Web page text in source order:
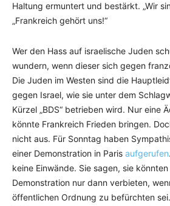
Haltung ermuntert und bestärkt. „Wir
„Frankreich gehört uns!“
Wer den Hass auf israelische Juden
wundern, wenn dieser sich gegen
Die Juden im Westen sind die
gegen Israel, wie sie unter dem
Kürzel „BDS“ betrieben wird. Nur eine
könnte Frankreich Frieden bringen.
nicht aus. Für Sonntag haben
einer Demonstration in Paris aufgerufen
keine Einwände. Sie sagen, sie
Demonstration nur dann verbieten,
öffentlichen Ordnung zu befürchten